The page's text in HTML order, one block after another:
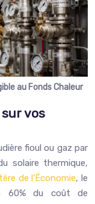
au Fonds Chaleur
sur vos
fioul ou gaz par
solaire thermique,
de l’Économie, le
60% du coût de